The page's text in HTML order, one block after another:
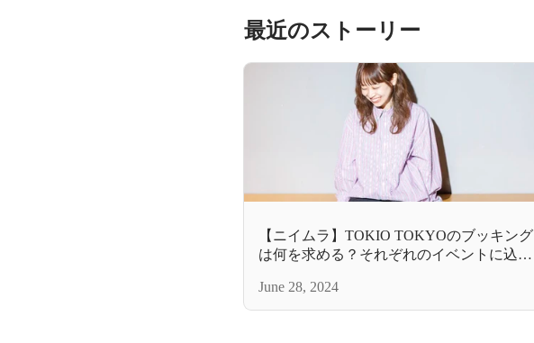
最近のストーリー
【ニイムラ】TOKIO TOKYOのブッキング
は何を求める？それぞれのイベントに込め
June 28, 2024